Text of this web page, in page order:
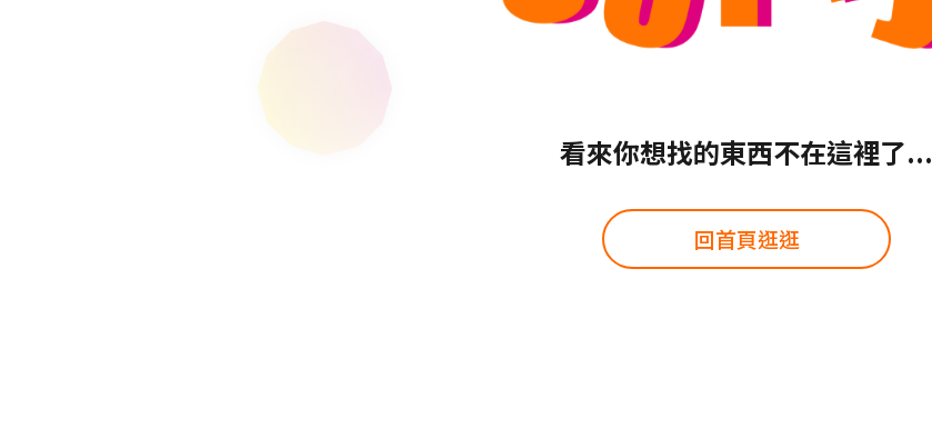
看來你想找的東西不在這裡了...
回首頁逛逛